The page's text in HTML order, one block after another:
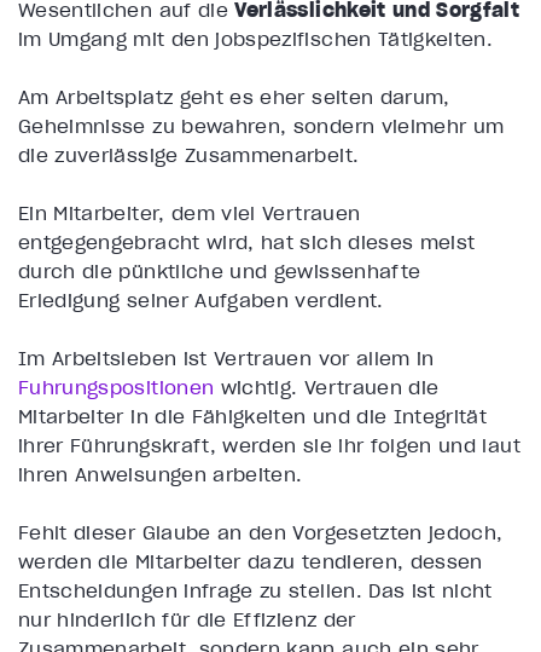
Wesentlichen auf dieVerlässlichkeit und Sorgfalt
im Umgang mit den jobspezifischen Tätigkeiten.
Am Arbeitsplatz geht es eher selten darum,
Geheimnisse zu bewahren, sondern vielmehr um
die zuverlässige Zusammenarbeit.
Ein Mitarbeiter, dem viel Vertrauen
entgegengebracht wird, hat sich dieses meist
durch die pünktliche und gewissenhafte
Erledigung seiner Aufgaben verdient.
Im Arbeitsleben ist Vertrauen vor allem in
Führungspositionen wichtig. Vertrauen die
Mitarbeiter in die Fähigkeiten und die Integrität
ihrer Führungskraft, werden sie ihr folgen und laut
ihren Anweisungen arbeiten.
Fehlt dieser Glaube an den Vorgesetzten jedoch,
werden die Mitarbeiter dazu tendieren, dessen
Entscheidungen infrage zu stellen. Das ist nicht
nur hinderlich für die Effizienz der